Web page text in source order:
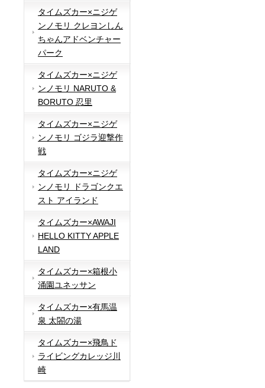
タイムズカー×ニジゲ
ンノモリ クレヨンしん
ちゃんアドベンチャー
パーク
タイムズカー×ニジゲ
ンノモリ NARUTO &
BORUTO 忍里
タイムズカー×ニジゲ
ンノモリ ゴジラ迎撃作
戦
タイムズカー×ニジゲ
ンノモリ ドラゴンクエ
スト アイランド
タイムズカー×AWAJI
HELLO KITTY APPLE
LAND
タイムズカー×箱根小
涌園ユネッサン
タイムズカー×有馬温
泉 太閤の湯
タイムズカー×飛鳥ド
ライビングカレッジ川
崎